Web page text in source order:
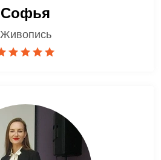
Софья
Живопись